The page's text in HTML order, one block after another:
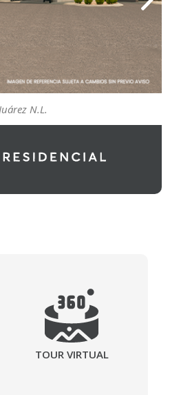
Juárez N.L.
TOUR VIRTUAL